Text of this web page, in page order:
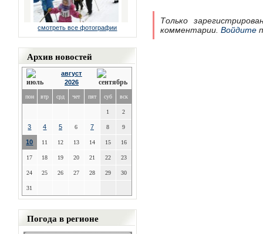
смотреть все фотографии
Архив новостей
август
2026
пон втр срд чет пят суб вск
1 2
3 4 5 6 7 8 9
10 11 12 13 14 15 16
17 18 19 20 21 22 23
24 25 26 27 28 29 30
31
Погода в регионе
Только
комментарии. Войдите